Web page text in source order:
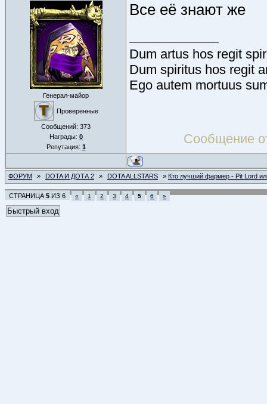
Генерал-майор
Проверенные
Сообщений: 373
Награды: 0
Репутация: 1
Все её знают же
Dum artus hos regit
Dum spiritus hos regit
Ego autem mortuus
Сообщение
ФОРУМ » DOTA И ДОТА 2 » DOTA ALLSTARS » Кто лучший фармер - Pit Lord
СТРАНИЦА 5 ИЗ 6 « 1 2 3 4 5 6 »